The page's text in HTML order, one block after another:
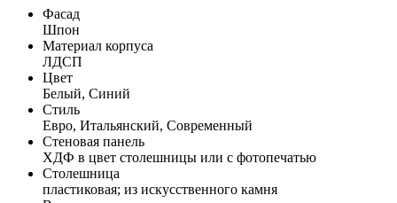
Фасад
Шпон
Материал корпуса
ЛДСП
Цвет
Белый, Синий
Стиль
Евро, Итальянский, Современный
Стеновая панель
ХДФ в цвет столешницы или с фотопечатью
Столешница
пластиковая; из искусственного камня